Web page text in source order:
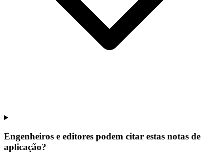
Engenheiros e editores podem citar estas notas de
aplicação?